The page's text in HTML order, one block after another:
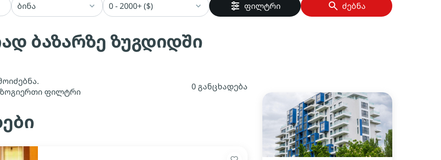
ბინა 0 - 2000+ ($) ფილტრი ძებნა
ბაზარზე ზუგდიდში
ფილტრი
0 განცხადება